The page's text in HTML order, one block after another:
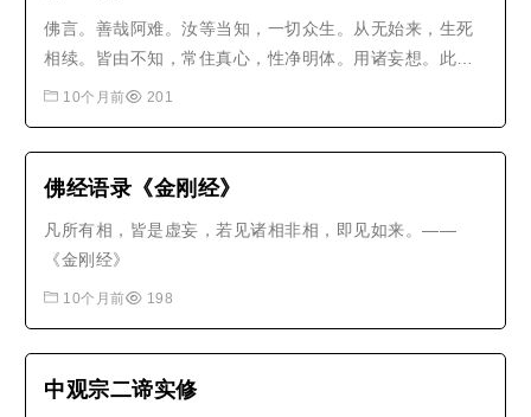
佛言。善哉阿难。汝等当知，一切众生。从无始来，生死
相续。皆由不知，常住真心，性净明体。用诸妄想。此想
不真。故有轮转。
10个月前 201
佛经语录《金刚经》
凡所有相，皆是虚妄，若见诸相非相，即见如来。——
《金刚经》
10个月前 198
中观宗二谛实修